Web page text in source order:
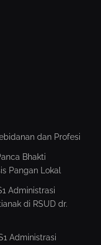
dan Profesi
Bhakti
Pangan Lokal
Administrasi
di RSUD dr.
Administrasi